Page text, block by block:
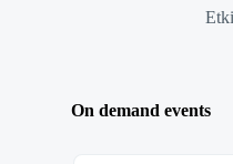
On demand events